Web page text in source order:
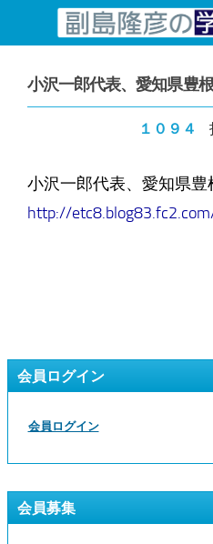
コンテンツへスキップ
小沢一郎代表、愛知県豊
１０９４
小沢一郎代表、愛知県豊
http://
会員ログイン
会員ログイン
会員募集